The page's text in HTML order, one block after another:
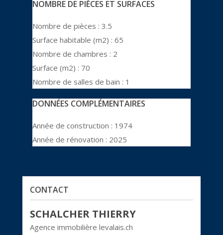
NOMBRE DE PIÈCES ET SURFACES
Nombre de pièces : 3.5
Surface habitable (m2) : 65
Nombre de chambres : 2
Surface (m2) : 70
Nombre de salles de bain : 1
DONNÉES COMPLÉMENTAIRES
Année de construction : 1974
Année de rénovation : 2025
CONTACT
SCHALCHER THIERRY
Agence immobilière levalais.ch